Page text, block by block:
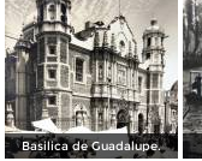
Basilica de Guadalupe.